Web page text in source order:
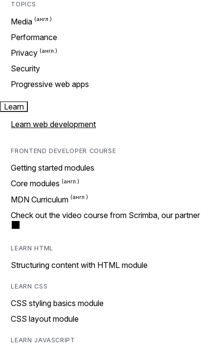
TOPICS
Media
Performance
Privacy
Security
Progressive web apps
Learn
Learn web development
FRONTEND DEVELOPER COURSE
Getting started modules
Core modules
MDN Curriculum
Check out the video course from Scrimba, our partner
LEARN HTML
Structuring content with HTML module
LEARN CSS
CSS styling basics module
CSS layout module
LEARN JAVASCRIPT